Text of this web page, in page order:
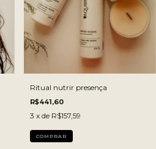
Ritual nutrir presença
R$441,60
3 x de R$157,59